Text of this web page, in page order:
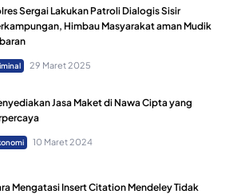
Sergai Lakukan Patroli Dialogis Sisir
Himbau Masyarakat aman Mudik
29 Maret 2025
Jasa Maket di Nawa Cipta yang
10 Maret 2024
Mengatasi Insert Citation Mendeley Tidak